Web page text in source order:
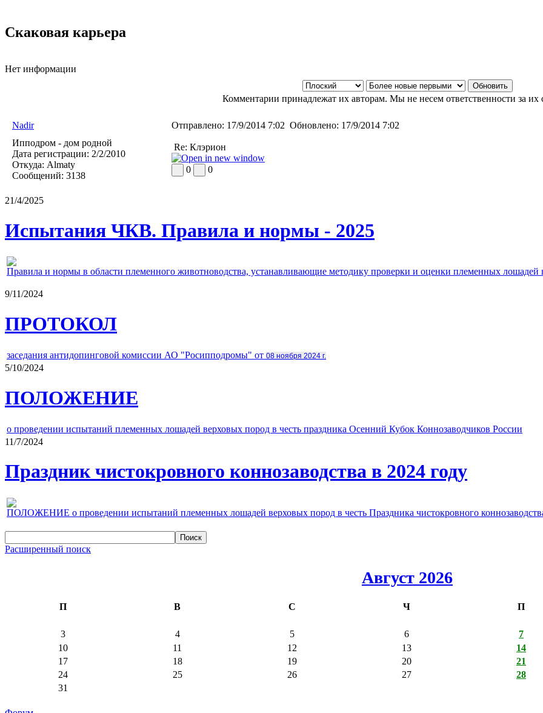
Скаковая карьера
Нет информации
Комментарии принадлежат их авторам. Мы не несем ответственности за их
Nadir Отправлено: 17/9/2014 7:02 Обновлено: 17/9/2014 7:02
Ипподром - дом родной
Дата регистрации: 2/2/2010
Откуда: Almaty
Сообщений: 3138
Re: Клэрион
0 0
21/4/2025
Испытания ЧКВ. Правила и нормы - 2025
Правила и нормы в области племенного животноводства, устанавливающие методику проверки и оценки племенных
9/11/2024
ПРОТОКОЛ
заседания антидопинговой комиссии АО "Росипподромы" от 08 ноября 2024 г.
5/10/2024
ПОЛОЖЕНИЕ
о проведении испытаний племенных лошадей верховых пород в честь праздника Осенний Кубок Коннозаводчиков России
11/7/2024
Праздник чистокровного коннозаводства в 2024 году
ПОЛОЖЕНИЕ о проведении испытаний племенных лошадей верховых пород в честь Праздника чистокровного
Расширенный поиск
Август 2026
П В С Ч П
3
4 5 6 7
10
11 12 13 14
17
18 19 20 21
24
25 26 27 28
31